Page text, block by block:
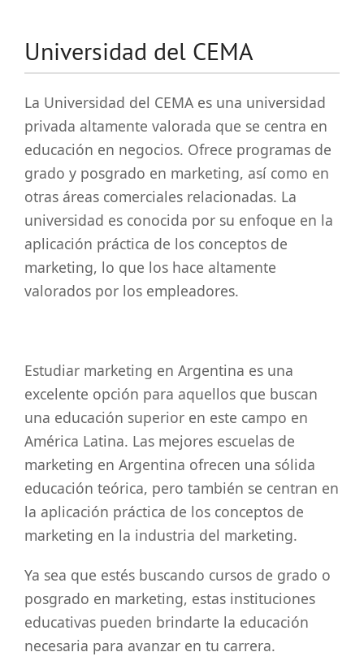
Universidad del CEMA
La Universidad del CEMA es una universidad
privada altamente valorada que se centra en
educación en negocios. Ofrece programas de
grado y posgrado en marketing, así como en
otras áreas comerciales relacionadas. La
universidad es conocida por su enfoque en la
aplicación práctica de los conceptos de
marketing, lo que los hace altamente
valorados por los empleadores.
Estudiar marketing en Argentina es una
excelente opción para aquellos que buscan
una educación superior en este campo en
América Latina. Las mejores escuelas de
marketing en Argentina ofrecen una sólida
educación teórica, pero también se centran en
la aplicación práctica de los conceptos de
marketing en la industria del marketing.
Ya sea que estés buscando cursos de grado o
posgrado en marketing, estas instituciones
educativas pueden brindarte la educación
necesaria para avanzar en tu carrera.